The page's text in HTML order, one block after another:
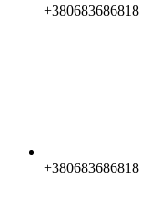
+380683686818
+380683686818